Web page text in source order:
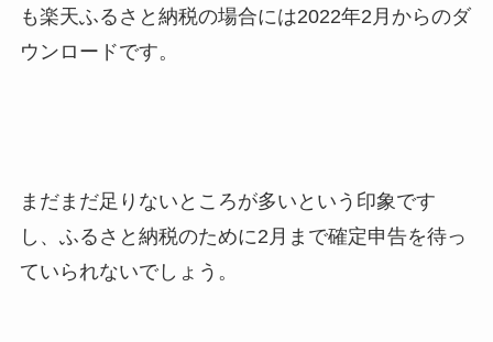
も楽天ふるさと納税の場合には2022年2月からのダ
ウンロードです。
まだまだ足りないところが多いという印象です
し、ふるさと納税のために2月ま で確定申告を待っ
ていられないでしょう。